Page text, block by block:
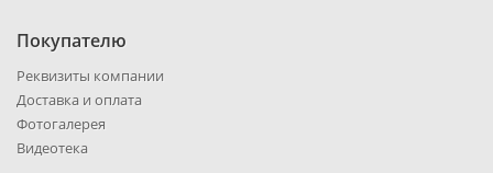
Покупателю
Реквизиты компании
Доставка и оплата
Фотогалерея
Видеотека